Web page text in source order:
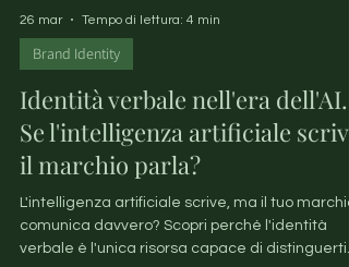
26 mar Tempo di lettura: 4 min
Brand Identity
Identità verbale nell'era dell'AI.
Se l'intelligenza artificiale
il marchio parla?
L'intelligenza artificiale scrive, ma il tuo marchio